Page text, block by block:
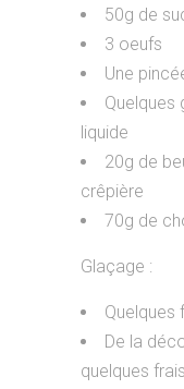
50g de
3 oeufs
Une
Quelques
liquide
20g de
crêpière
70g de
Glaçage :
Quelques
De la
quelques